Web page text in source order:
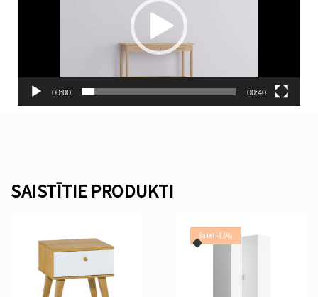
00:00 00:40
SAISTĪTIE PRODUKTI
Sale! -15%